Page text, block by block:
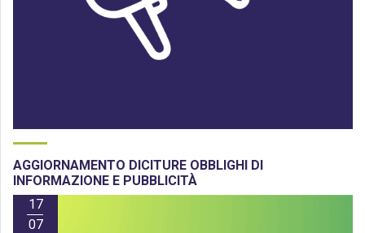
AGGIORNAMENTO DICITURE OBBLIGHI DI
INFORMAZIONE E PUBBLICITÀ
17
07